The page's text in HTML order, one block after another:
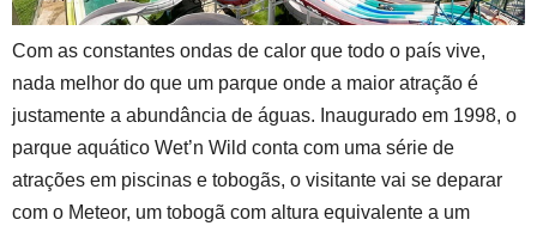
Com as constantes ondas de calor que todo o país vive,
nada melhor do que um parque onde a maior atração é
justamente a abundância de águas. Inaugurado em 1998, o
parque aquático Wet’n Wild conta com uma série de
atrações em piscinas e tobogãs, o visitante vai se deparar
com o Meteor, um tobogã com altura equivalente a um